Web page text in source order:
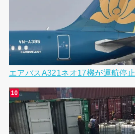
エアバスA321ネオ17機が運航停止